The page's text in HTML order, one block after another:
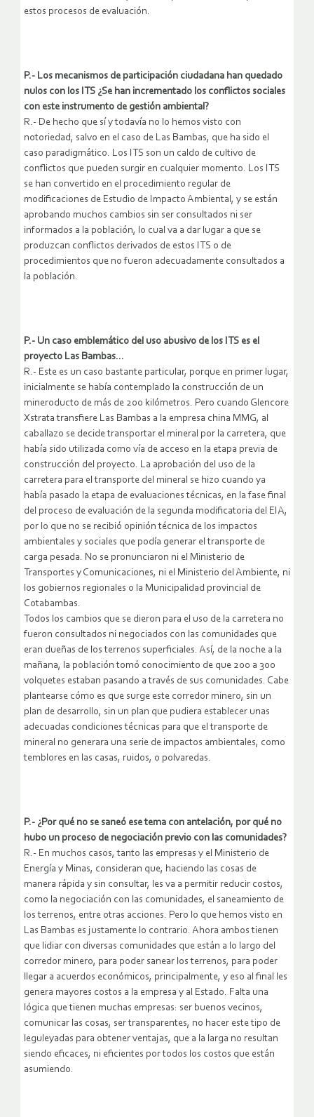
estos procesos de evaluación.
P.- Los mecanismos de participación ciudadana han quedado
nulos con los ITS ¿Se han incrementado los conflictos sociales
con este instrumento de gestión ambiental?
R.- De hecho que sí y todavía no lo hemos visto con
notoriedad, salvo en el caso de Las Bambas, que ha sido el
caso paradigmático. Los ITS son un caldo de cultivo de
conflictos que pueden surgir en cualquier momento. Los ITS
se han convertido en el procedimiento regular de
modificaciones de Estudio de Impacto Ambiental, y se están
aprobando muchos cambios sin ser consultados ni ser
informados a la población, lo cual va a dar lugar a que se
produzcan conflictos derivados de estos ITS o de
procedimientos que no fueron adecuadamente consultados a
la población.
P.- Un caso emblemático del uso abusivo de los ITS es el
proyecto Las Bambas…
R.- Este es un caso bastante particular, porque en primer lugar,
inicialmente se había contemplado la construcción de un
mineroducto de más de 200 kilómetros. Pero cuando Glencore
Xstrata transfiere Las Bambas a la empresa china MMG, al
caballazo se decide transportar el mineral por la carretera, que
había sido utilizada como vía de acceso en la etapa previa de
construcción del proyecto. La aprobación del uso de la
carretera para el transporte del mineral se hizo cuando ya
había pasado la etapa de evaluaciones técnicas, en la fase final
del proceso de evaluación de la segunda modificatoria del EIA,
por lo que no se recibió opinión técnica de los impactos
ambientales y sociales que podía generar el transporte de
carga pesada. No se pronunciaron ni el Ministerio de
Transportes y Comunicaciones, ni el Ministerio del Ambiente, ni
los gobiernos regionales o la Municipalidad provincial de
Cotabambas.
Todos los cambios que se dieron para el uso de la carretera no
fueron consultados ni negociados con las comunidades que
eran dueñas de los terrenos superficiales. Así, de la noche a la
mañana, la población tomó conocimiento de que 200 a 300
volquetes estaban pasando a través de sus comunidades. Cabe
plantearse cómo es que surge este corredor minero, sin un
plan de desarrollo, sin un plan que pudiera establecer unas
adecuadas condiciones técnicas para que el transporte de
mineral no generara una serie de impactos ambientales, como
temblores en las casas, ruidos, o polvaredas.
P.- ¿Por qué no se saneó ese tema con antelación, por qué no
hubo un proceso de negociación previo con las comunidades?
R.- En muchos casos, tanto las empresas y el Ministerio de
Energía y Minas, consideran que, haciendo las cosas de
manera rápida y sin consultar, les va a permitir reducir costos,
como la negociación con las comunidades, el saneamiento de
los terrenos, entre otras acciones. Pero lo que hemos visto en
Las Bambas es justamente lo contrario. Ahora ambos tienen
que lidiar con diversas comunidades que están a lo largo del
corredor minero, para poder sanear los terrenos, para poder
llegar a acuerdos económicos, principalmente, y eso al final les
genera mayores costos a la empresa y al Estado. Falta una
lógica que tienen muchas empresas: ser buenos vecinos,
comunicar las cosas, ser transparentes, no hacer este tipo de
leguleyadas para obtener ventajas, que a la larga no resultan
siendo eficaces, ni eficientes por todos los costos que están
asumiendo.